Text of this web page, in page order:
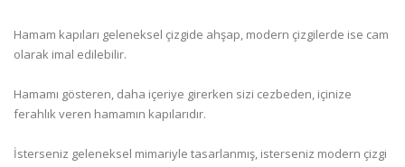
Hamam kapıları geleneksel çizgide ahşap, modern çizgilerde ise cam
olarak imal edilebilir.
Hamamı gösteren, daha içeriye girerken sizi cezbeden, içinize
ferahlık veren hamamın kapılarıdır.
İsterseniz geleneksel mimariyle tasarlanmış, isterseniz modern çizgi